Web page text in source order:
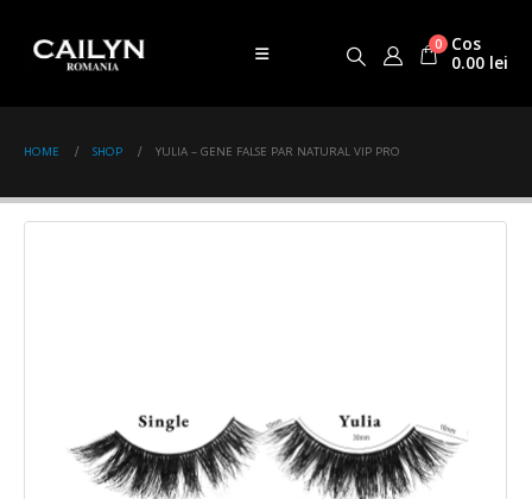
0
Cos
0.00 lei
HOME SHOP YULIA – GENE FALSE PAR NATURAL VIP PRO